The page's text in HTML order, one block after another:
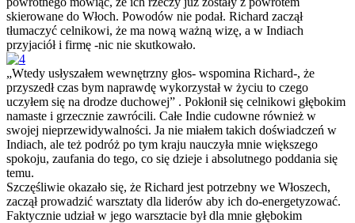
skierowane do Włoch. Powodów nie podał. Richard zaczął
tłumaczyć celnikowi, że ma nową ważną wizę, a w Indiach
przyjaciół i firmę -nic nie skutkowało.
„Wtedy usłyszałem wewnętrzny głos- wspomina Richard-, że
przyszedł czas bym naprawdę wykorzystał w życiu to czego
uczyłem się na drodze duchowej” . Pokłonił się celnikowi głębokim
namaste i grzecznie zawrócili. Całe Indie cudowne również w
swojej nieprzewidywalności. Ja nie miałem takich doświadczeń w
Indiach, ale też podróż po tym kraju nauczyła mnie większego
spokoju, zaufania do tego, co się dzieje i absolutnego poddania się
temu.
Szczęśliwie okazało się, że Richard jest potrzebny we Włoszech,
zaczął prowadzić warsztaty dla liderów aby ich do-energetyzować.
Faktycznie udział w jego warsztacie był dla mnie głębokim